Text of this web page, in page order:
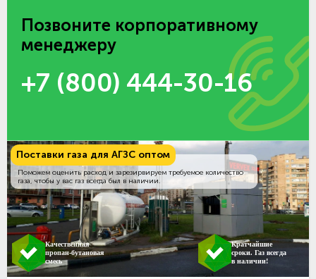
Позвоните корпоративному
менеджеру
+7 (800) 444-30-16
Поставки газа для АГЗС оптом
Поможем оценить расход и зарезирвируем требуемое количество
газа, чтобы у вас газ всегда был в наличии.
Качественная
пропан-бутановая
смесь
Кратчайшие
сроки. Газ всегда
в наличии!